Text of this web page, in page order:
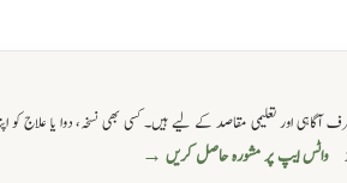
اور تعلیمی مقاصد کے لیے ہیں۔ کسی بھی نسخہ، دوا یا علاج
واٹس ایپ پر مشورہ حاصل کریں →